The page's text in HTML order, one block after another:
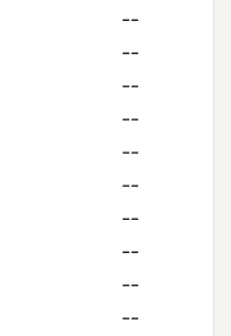
--
--
--
--
--
--
--
--
--
--